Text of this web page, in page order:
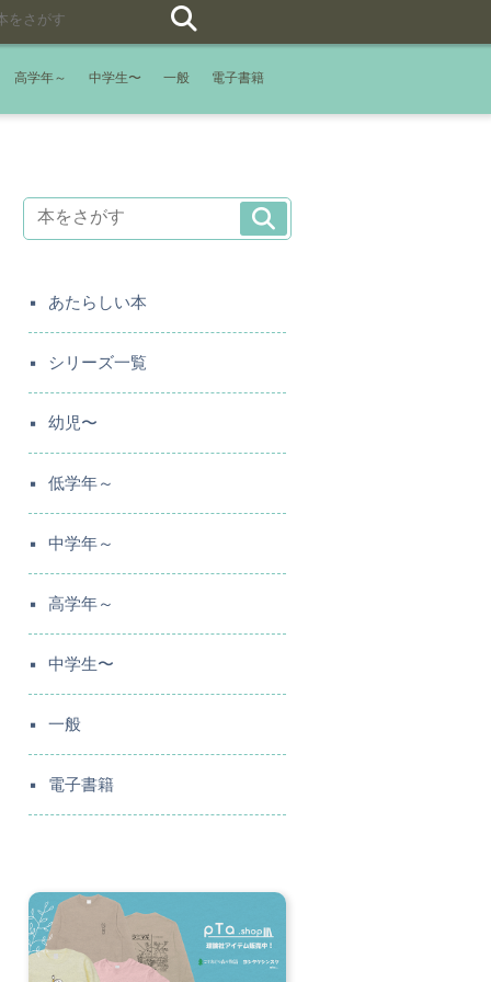
高学年～ 中学生〜 一般 電子書籍
あたらしい本
シリーズ一覧
幼児〜
低学年～
中学年～
高学年～
中学生〜
一般
電子書籍